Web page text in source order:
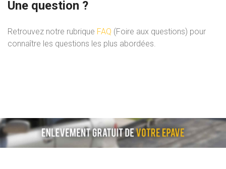
Une question ?
Retrouvez notre rubrique FAQ (Foire aux questions) pour
connaître les questions les plus abordées.